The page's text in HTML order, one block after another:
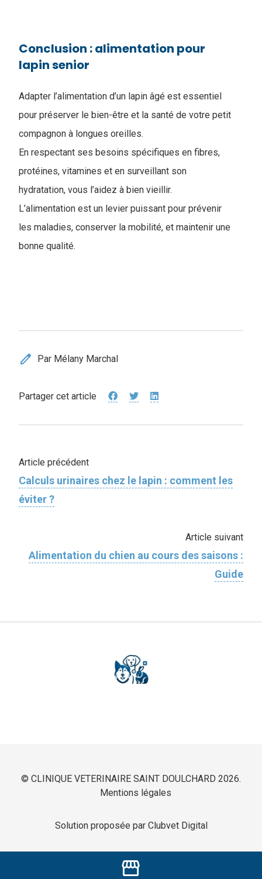
Conclusion : alimentation pour
lapin senior
Adapter l’alimentation d’un lapin âgé est essentiel
pour préserver le bien-être et la santé de votre petit
compagnon à longues oreilles.
En respectant ses besoins spécifiques en fibres,
protéines, vitamines et en surveillant son
hydratation, vous l’aidez à bien vieillir.
L’alimentation est un levier puissant pour prévenir
les maladies, conserver la mobilité, et maintenir une
bonne qualité.
edit Par Mélany Marchal
Partager cet article
Article précédent
Calculs urinaires chez le lapin : comment les
éviter ?
Article suivant
Alimentation du chien au cours des saisons :
Guide
storefront
© CLINIQUE VETERINAIRE SAINT DOULCHARD 2026.
Mentions légales
Solution proposée par Clubvet Digital